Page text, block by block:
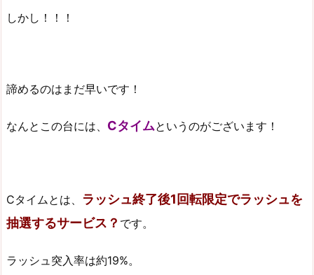
しかし！！！
諦めるのはまだ早いです！
なんとこの台には、 Cタイムというのがございます！
Cタイムとは、 ラッシュ終了後1回転限定でラッシュを
抽選するサービス？ です。
ラッシュ突入率は約19%。